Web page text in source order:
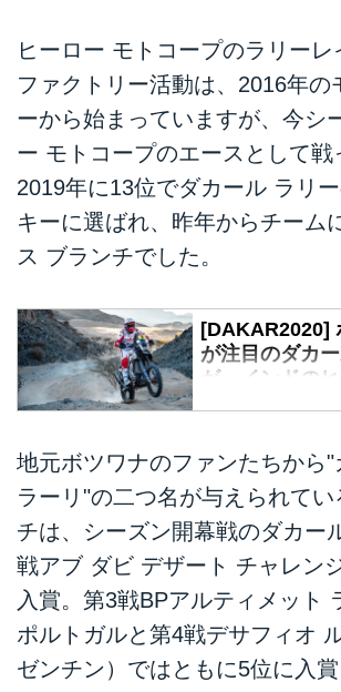
ヒーロー モトコープのラリーレ
ファクトリー活動は、2016年の
ーから始まっていますが、今シ
ー モトコープのエースとして戦
2019年に13位でダカール ラリ
キーに選ばれ、昨年からチーム
ス ブランチでした。
[DAKAR2020]
が注目のダカ
が、インドの
LIFESTYLE +
いよいよサウジ
た2020年のダカ
連覇中のKTMと
グ（HRC）の2
ームの戦いに注
す。しかし周知
ルに挑むファク
の二者だけでは
地元ボツワナのファンたちから"
ラーリ"の二つ名が与えられて
チは、シーズン開幕戦のダカー
戦アブ ダビ デザート チャレン
入賞。第3戦BPアルティメット
ポルトガルと第4戦デサフィオ
ゼンチン）ではともに5位に入